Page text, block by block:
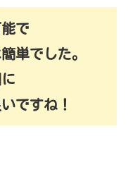
で
単でした。
ですね！